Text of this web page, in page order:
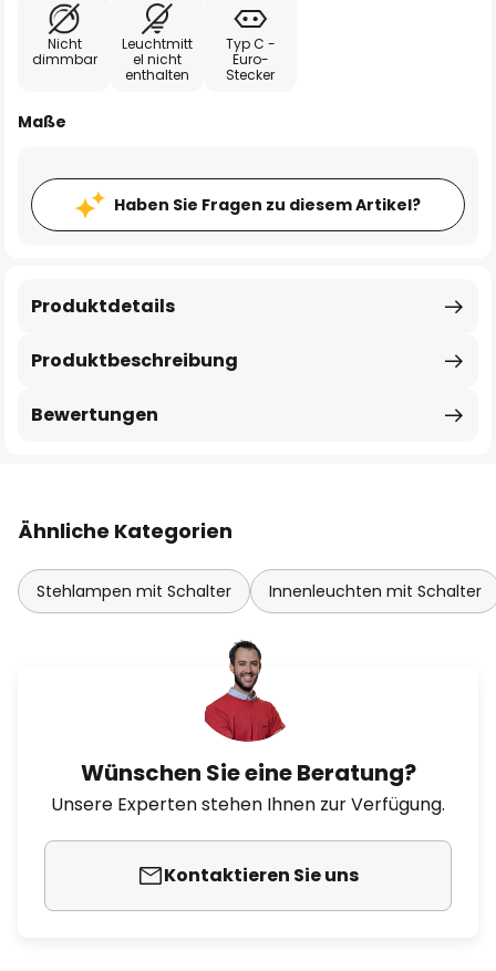
Nicht
dimmbar
Leuchtmitt
el nicht
enthalten
Typ C -
Euro-
Stecker
Maße
Haben Sie Fragen zu diesem Artikel?
Produktbeschreibung
Produktdetails
Bewertungen
Ähnliche Kategorien
Stehlampen mit Schalter Innenleuchten mit Schalter
Wünschen Sie eine Beratung?
Unsere Experten stehen Ihnen zur Verfügung.
Kontaktieren Sie uns